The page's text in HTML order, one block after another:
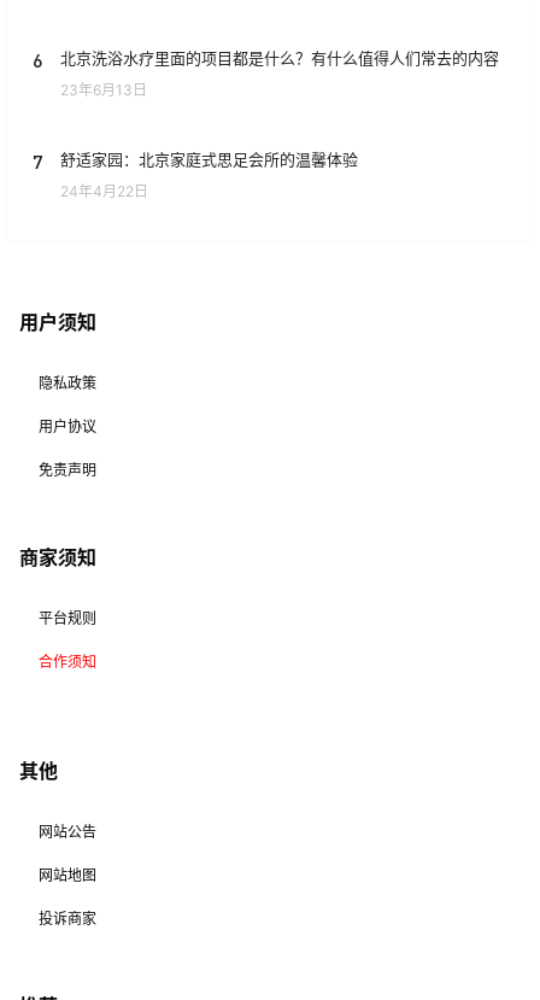
6 北京洗浴水疗里面的项目都是什么？有什么值得人们常去的内容
23年6月13日
7 舒适家园：北京家庭式思足会所的温馨体验
24年4月22日
用户须知
隐私政策
用户协议
免责声明
商家须知
平台规则
合作须知
其他
网站公告
网站地图
投诉商家